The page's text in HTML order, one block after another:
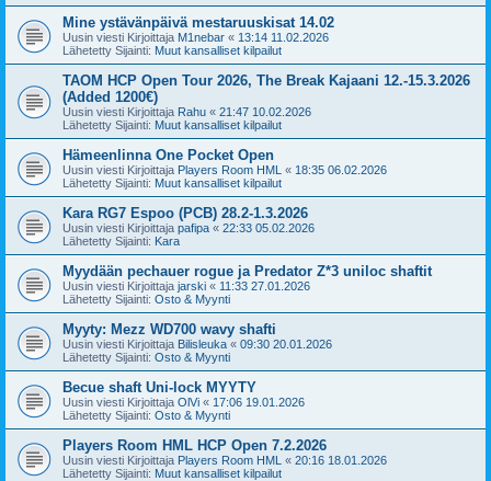
Mine ystävänpäivä mestaruuskisat 14.02
Uusin viesti Kirjoittaja M1nebar « 13:14 11.02.2026
Lähetetty Sijainti: Muut kansalliset kilpailut
TAOM HCP Open Tour 2026, The Break Kajaani 12.-15.3.2026
(Added 1200€)
Uusin viesti Kirjoittaja Rahu « 21:47 10.02.2026
Lähetetty Sijainti: Muut kansalliset kilpailut
Hämeenlinna One Pocket Open
Uusin viesti Kirjoittaja Players Room HML « 18:35 06.02.2026
Lähetetty Sijainti: Muut kansalliset kilpailut
Kara RG7 Espoo (PCB) 28.2-1.3.2026
Uusin viesti Kirjoittaja pafipa « 22:33 05.02.2026
Lähetetty Sijainti: Kara
Myydään pechauer rogue ja Predator Z*3 uniloc shaftit
Uusin viesti Kirjoittaja jarski « 11:33 27.01.2026
Lähetetty Sijainti: Osto & Myynti
Myyty: Mezz WD700 wavy shafti
Uusin viesti Kirjoittaja Bilisleuka « 09:30 20.01.2026
Lähetetty Sijainti: Osto & Myynti
Becue shaft Uni-lock MYYTY
Uusin viesti Kirjoittaja OlVi « 17:06 19.01.2026
Lähetetty Sijainti: Osto & Myynti
Players Room HML HCP Open 7.2.2026
Uusin viesti Kirjoittaja Players Room HML « 20:16 18.01.2026
Lähetetty Sijainti: Muut kansalliset kilpailut